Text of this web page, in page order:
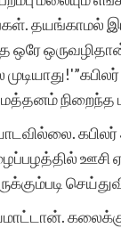
தயங்காமல்
ஒரே